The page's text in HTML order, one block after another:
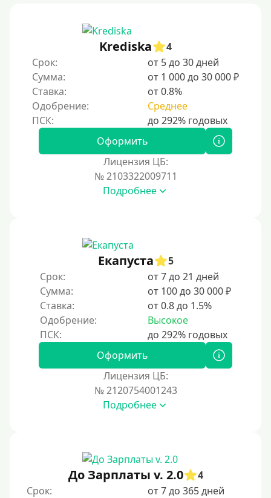
С просрочками
Залог
Под залог ПТС
Без залога
Под залог недвижимости
Под ПТС по доверенности
Цель
На Новый Год
Для исправления кредитной истории
На погашение других займов
До зарплаты
Без документов
По ИНН
Krediska
4
Срок:
от 5 до 30 дней
Сумма:
от 1 000 до 30 000 ₽
Ставка:
от 0.8%
Одобрение:
Среднее
Оформить
Лицензия ЦБ:
№ 2103322009711
Подробнее
Екапуста
5
Срок:
от 7 до 21 дней
Сумма:
от 100 до 30 000 ₽
Ставка:
от 0.8 до 1.5%
Одобрение:
Высокое
Оформить
Лицензия ЦБ:
№ 2120754001243
Подробнее
До Зарплаты v. 2.0
4
Срок:
от 7 до 365 дней